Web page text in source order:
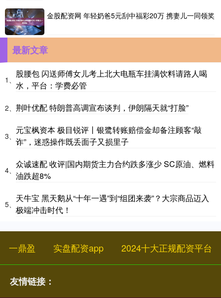
金股配资网 年轻奶爸5元刮中福彩20万 携妻儿一同领奖
最新文章
1、
股腰包 闪送师傅女儿考上北大电瓶车挂满饮料请路人喝
水，平台：学费必管
2、 荆叶优配 特朗普高调宣布谈判，伊朗隔天就“打脸”
3、
元宝枫资本 极目锐评丨银鹭转账赔偿金却备注顾客“敲
诈”，迷惑操作既丢面子又损里子
4、
众诚速配 收评|国内期货主力合约跌多涨少 SC原油、燃料
油跌超8%
5、
天牛宝 黑天鹅从“十年一遇”到“组团来袭”？大宗商品迈入
极端冲击时代！
一鼎盈 实盘配资app 2024十大正规配资平台
友情链接：